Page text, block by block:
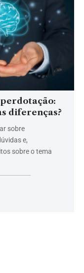
diferenças?
sobre
e,
sobre o tema